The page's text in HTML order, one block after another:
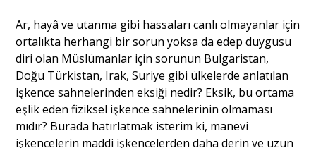
Ar, hayâ ve utanma gibi hassaları canlı olmayanlar için
ortalıkta herhangi bir sorun yoksa da edep duygusu
diri olan Müslümanlar için sorunun Bulgaristan,
Doğu Türkistan, Irak, Suriye gibi ülkelerde anlatılan
işkence sahnelerinden eksiği nedir? Eksik, bu ortama
eşlik eden fiziksel işkence sahnelerinin olmaması
mıdır? Burada hatırlatmak isterim ki, manevi
işkencelerin maddi işkencelerden daha derin ve uzun